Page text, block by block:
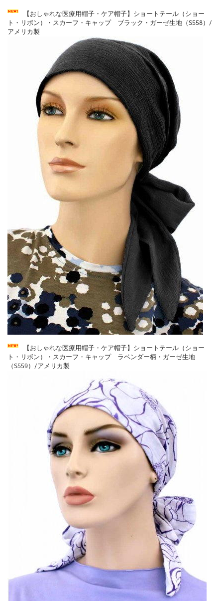
【おしゃれな医療用帽子・ケア帽子】ショートテール（ショー
ト・リボン）・スカーフ・キャップ ブラック・ガーゼ生地（S558）/
アメリカ製
【おしゃれな医療用帽子・ケア帽子】ショートテール（ショー
ト・リボン）・スカーフ・キャップ ラベンダー柄・ガーゼ生地
（S559）/アメリカ製